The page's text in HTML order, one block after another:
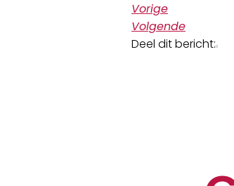
Vorige
Volgende
Deel dit bericht: